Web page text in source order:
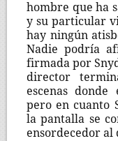
hombre que ha
y su particular
hay ningún
Nadie podría
firmada por
director
escenas
pero en cuanto
la pantalla se
ensordecedor al